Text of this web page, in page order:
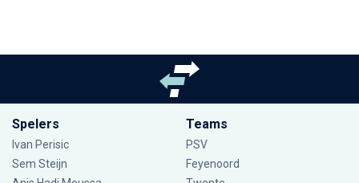
Spelers
Ivan Perisic
Sem Steijn
Teams
PSV
Feyenoord